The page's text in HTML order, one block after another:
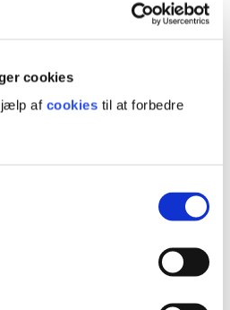
cookies
af cookies til at forbedre
Anvendes af Microsoft
statistisk og
oplysninger. Cookien
1 år
Session